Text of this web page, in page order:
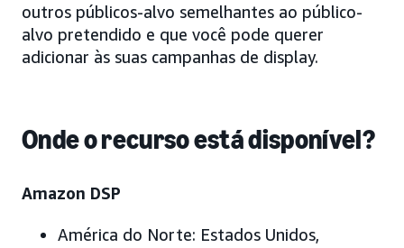
outros públicos-alvo semelhantes ao público-
alvo pretendido e que você pode querer
adicionar às suas campanhas de display.
Onde o recurso está disponível?
Amazon DSP
América do Norte: Estados Unidos,